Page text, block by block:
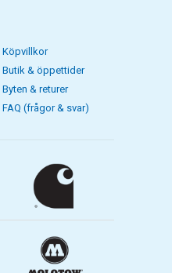
Köpvillkor
Butik & öppettider
Byten & returer
FAQ (frågor & svar)